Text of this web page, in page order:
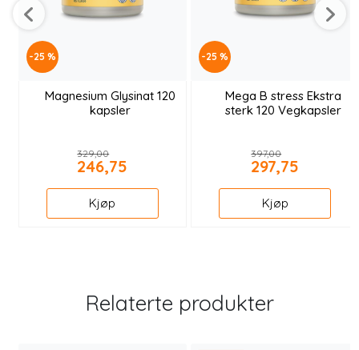
-25 %
Magnesium Glysinat 120
kapsler
329,00
246,75
Kjøp
-25 %
Mega B stress Ekstra
sterk 120 Vegkapsler
397,00
297,75
Kjøp
Relaterte produkter